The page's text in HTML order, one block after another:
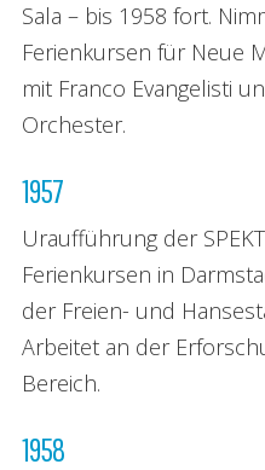
Sala – bis 1958 fort.
Ferienkursen für Neue
mit Franco Evangelisti
Orchester.
1957
Uraufführung der
Ferienkursen in
der Freien- und
Arbeitet an der
Bereich.
1958